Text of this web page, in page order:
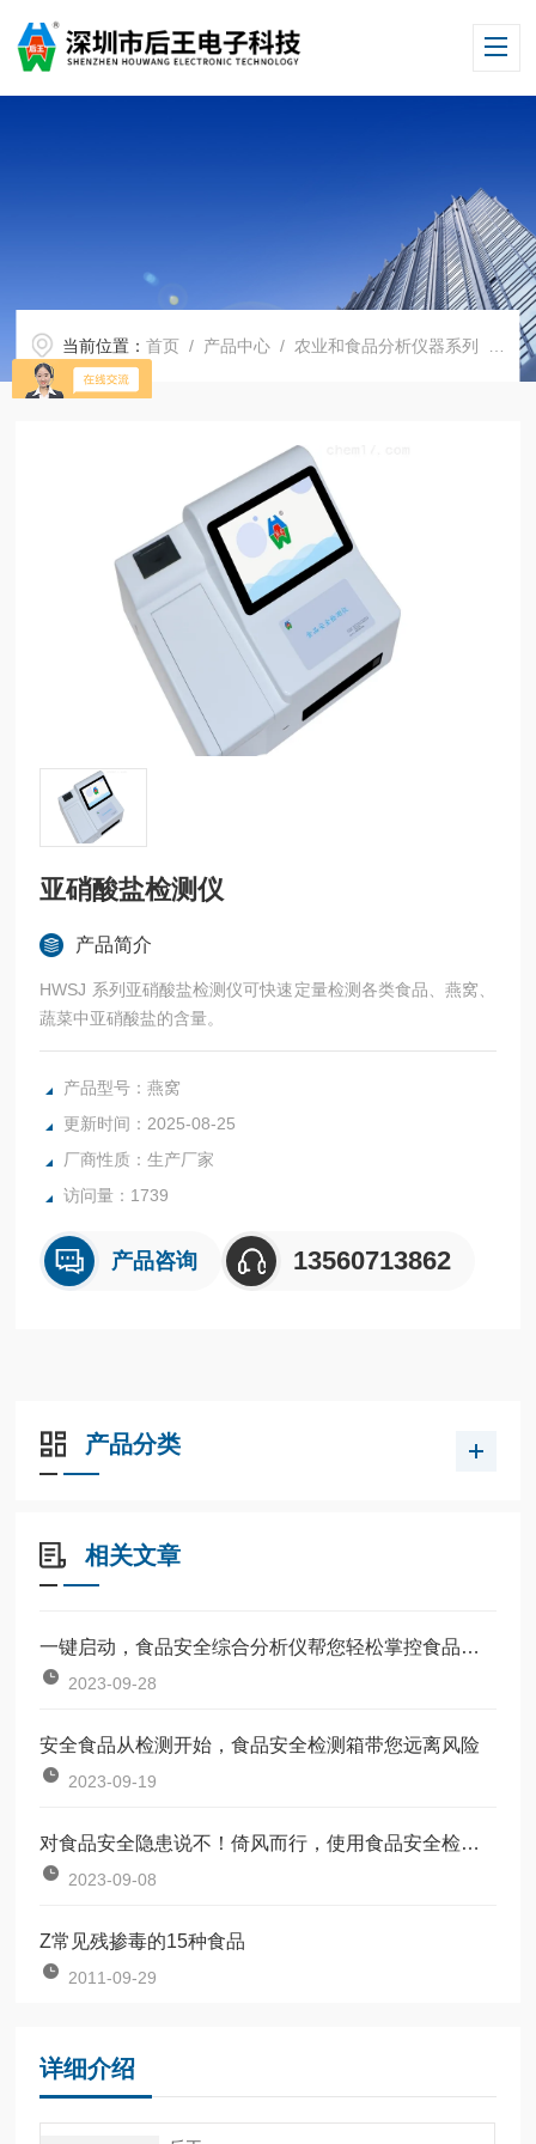
当前位置：首页 / 产品中心 / 农业和食品分析仪器系列 食
亚硝酸盐检测仪
产品简介
HWSJ 系列亚硝酸盐检测仪可快速定量检测各类食品、燕窝、
蔬菜中亚硝酸盐的含量。
产品型号：燕窝
更新时间：2025-08-25
厂商性质：生产厂家
访问量：1739
产品咨询 13560713862
产品分类
相关文章
一键启动，食品安全综合分析仪帮您轻松掌控食品质量
2023-09-28
安全食品从检测开始，食品安全检测箱带您远离风险
2023-09-19
对食品安全隐患说不！倚风而行，使用食品安全检测仪
2023-09-08
Z常见残掺毒的15种食品
2011-09-29
详细介绍